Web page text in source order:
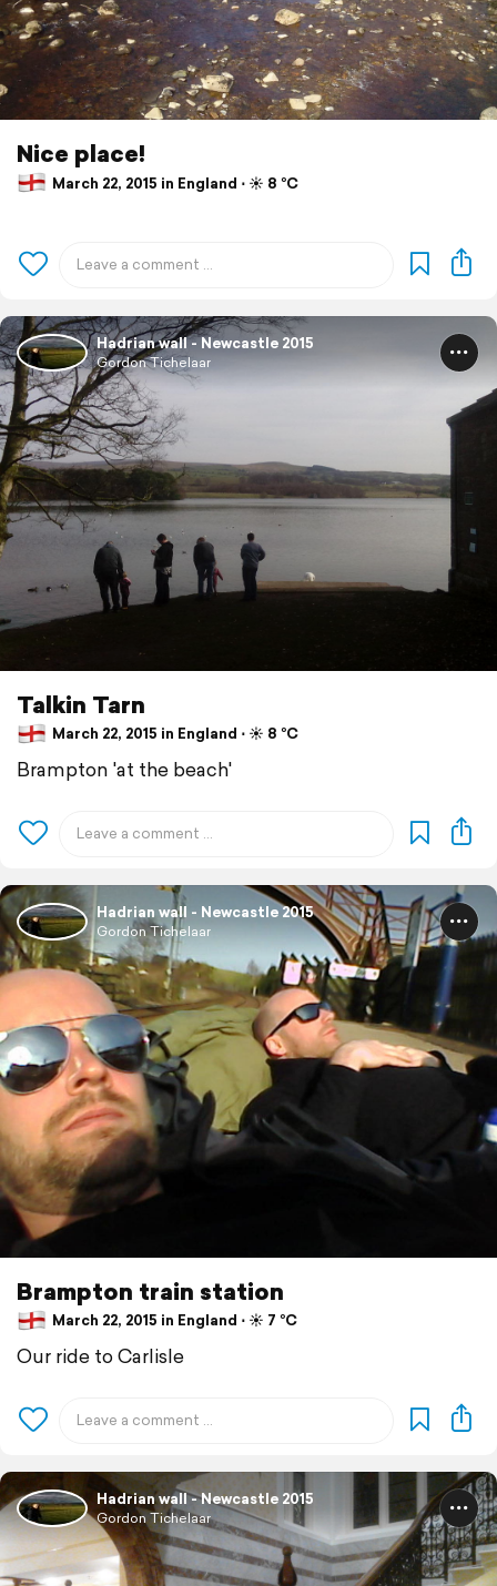
Nice place!
March 22, 2015 in England ⋅ ☀️ 8 °C
Hadrian wall - Newcastle 2015
Gordon Tichelaar
Talkin Tarn
March 22, 2015 in England ⋅ ☀️ 8 °C
Brampton 'at the beach'
Hadrian wall - Newcastle 2015
Gordon Tichelaar
Brampton train station
March 22, 2015 in England ⋅ ☀️ 7 °C
Our ride to Carlisle
Hadrian wall - Newcastle 2015
Gordon Tichelaar